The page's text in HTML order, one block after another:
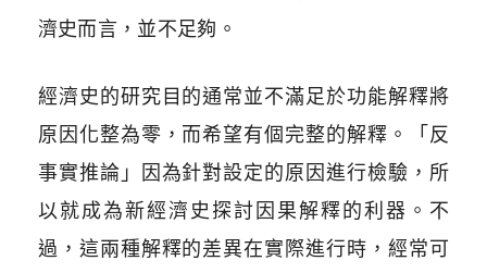
濟史而言，並不足夠。
經濟史的研究目的通常並不滿足於功能解釋將
原因化整為零，而希望有個完整的解釋。「反
事實推論」因為針對設定的原因進行檢驗，所
以就成為新經濟史探討因果解釋的利器。不
過，這兩種解釋的差異在實際進行時，經常可